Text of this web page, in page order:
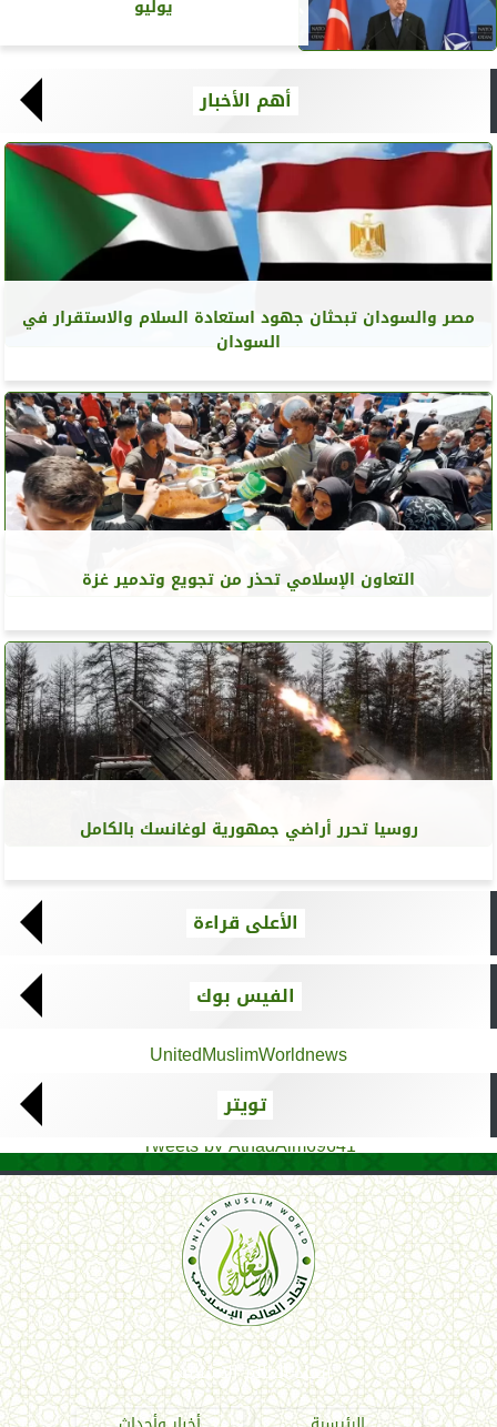
يوليو
أهم الأخبار
مصر والسودان تبحثان جهود استعادة السلام والاستقرار في
السودان
التعاون الإسلامي تحذر من تجويع وتدمير غزة
روسيا تحرر أراضي جمهورية لوغانسك بالكامل
الأعلى قراءة
الفيس بوك
UnitedMuslimWorldnews
تويتر
Tweets by AthadAlm69641
اتحاد العالم الإسلامي